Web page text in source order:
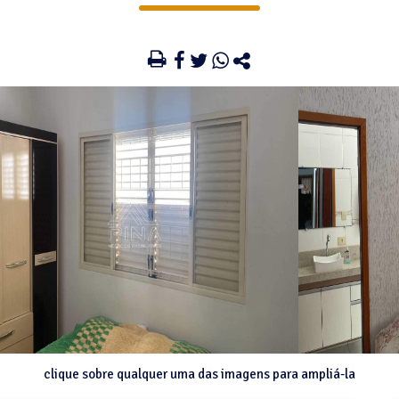
clique sobre qualquer uma das imagens para ampliá-la